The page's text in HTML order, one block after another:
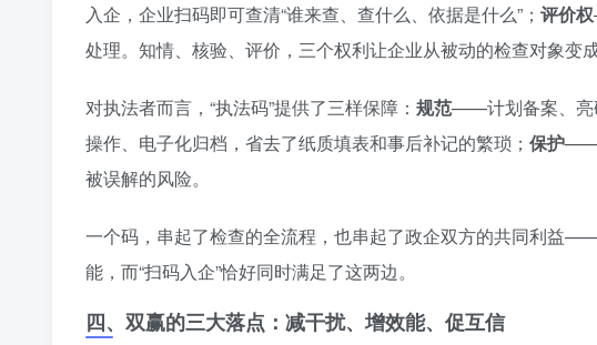
入企，企业扫码即可查清“谁来查、查什么、依据是什么”； 评价权
处理。知情、核验、评价，三个权利让企业从被动的检查对象变
对执法者而言，“执法码”提供了三样保障： 规范——计划备案、亮
操作、电子化归档，省去了纸质填表和事后补记的繁琐； 保护——
被误解的风险。
一个码，串起了检查的全流程，也串起了政企双方的共同利益
能，而“扫码入企”恰好同时满足了这两边。
四、双赢的三大落点：减干扰、增效能、促互信